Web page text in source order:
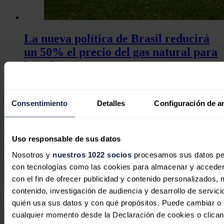
Consentimiento Detalles Configuración de
Uso responsable de sus datos
Nosotros y nuestros 1022 sociosprocesamos sus datos
con tecnologías como las cookies para almacenar y
con el fin de ofrecer publicidad y contenido personalizados,
contenido, investigación de audiencia y desarrollo de
quién usa sus datos y con qué propósitos. Puede cambiar
cualquier momento desde la Declaración de cookies o
La nueva política de Brasil reducirá
un 50% el precio del gas natural para
la industria
No hay comentarios
Tu dirección de correo electrónico no será publicada. Todos los
Este sitio web está protegido por reCAPTCHA y laPolítica de
privacidadyTérminos de serviciode Google aplican.